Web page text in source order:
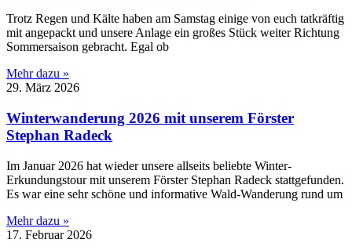
Trotz Regen und Kälte haben am Samstag einige von euch tatkräftig
mit angepackt und unsere Anlage ein großes Stück weiter Richtung
Sommersaison gebracht. Egal ob
Mehr dazu »
29. März 2026
Winterwanderung 2026 mit unserem Förster
Stephan Radeck
Im Januar 2026 hat wieder unsere allseits beliebte Winter-
Erkundungstour mit unserem Förster Stephan Radeck stattgefunden.
Es war eine sehr schöne und informative Wald-Wanderung rund um
Mehr dazu »
17. Februar 2026